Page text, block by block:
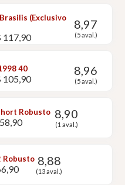
(Exclusivo
117,90
8,97
(5 aval.)
40
105,90
8,96
(5 aval.)
Robusto 8,90
(1 aval.)
Robusto 8,88
(13 aval.)